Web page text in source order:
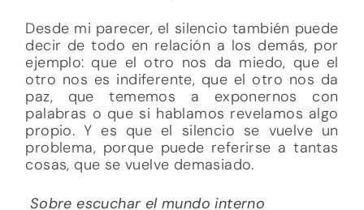
Desde mi parecer, el silencio también puede
decir de todo en relación a los demás, por
ejemplo: que el otro nos da miedo, que el
otro nos es indiferente, que el otro nos da
paz, que tememos a exponernos con
palabras o que si hablamos revelamos algo
propio. Y es que el silencio se vuelve un
problema, porque puede referirse a tantas
cosas, que se vuelve demasiado.
Sobre escuchar el mundo interno